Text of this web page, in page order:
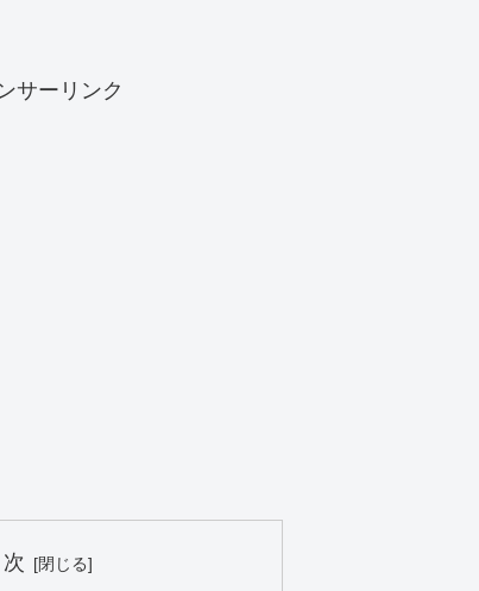
サーリンク